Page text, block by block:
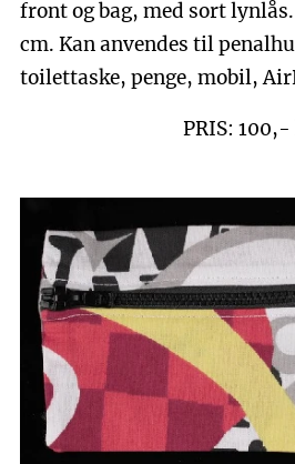
front og bag, med sort
cm. Kan anvendes til
toilettaske, penge, mobil,
PRIS: